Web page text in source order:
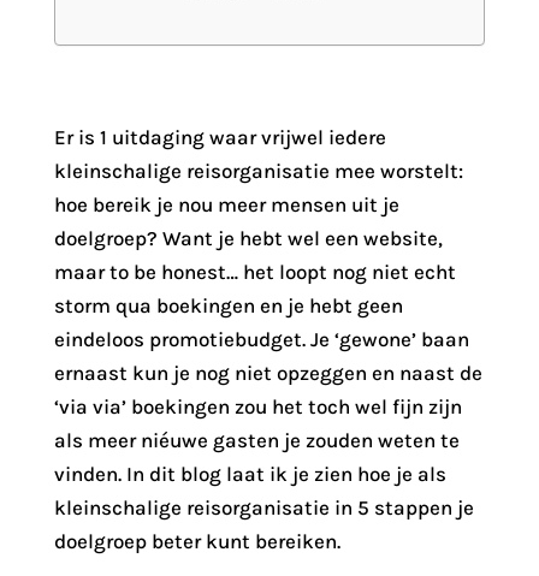
Er is 1 uitdaging waar vrijwel iedere
kleinschalige reisorganisatie mee worstelt:
hoe bereik je nou meer mensen uit je
doelgroep? Want je hebt wel een website,
maar to be honest… het loopt nog niet echt
storm qua boekingen en je hebt geen
eindeloos promotiebudget. Je ‘gewone’ baan
ernaast kun je nog niet opzeggen en naast de
‘via via’ boekingen zou het toch wel fijn zijn
als meer niéuwe gasten je zouden weten te
vinden. In dit blog laat ik je zien hoe je als
kleinschalige reisorganisatie in 5 stappen je
doelgroep beter kunt bereiken.